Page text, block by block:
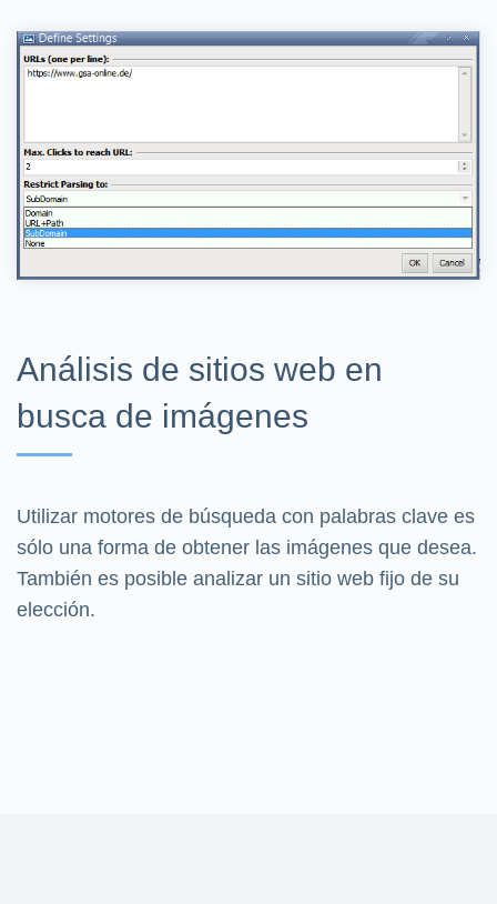
Análisis de sitios web en
busca de imágenes
Utilizar motores de búsqueda con palabras clave es
sólo una forma de obtener las imágenes que desea.
También es posible analizar un sitio web fijo de su
elección.